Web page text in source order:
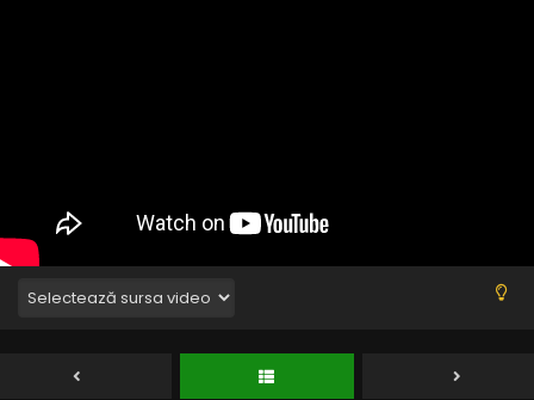
Bing Bing și Boom
Eps 22 - Bing Bing Bing și Boom - 9 May, 2025
Copiii de la 402 – Sezonul 1 Episodul 21 – Enci